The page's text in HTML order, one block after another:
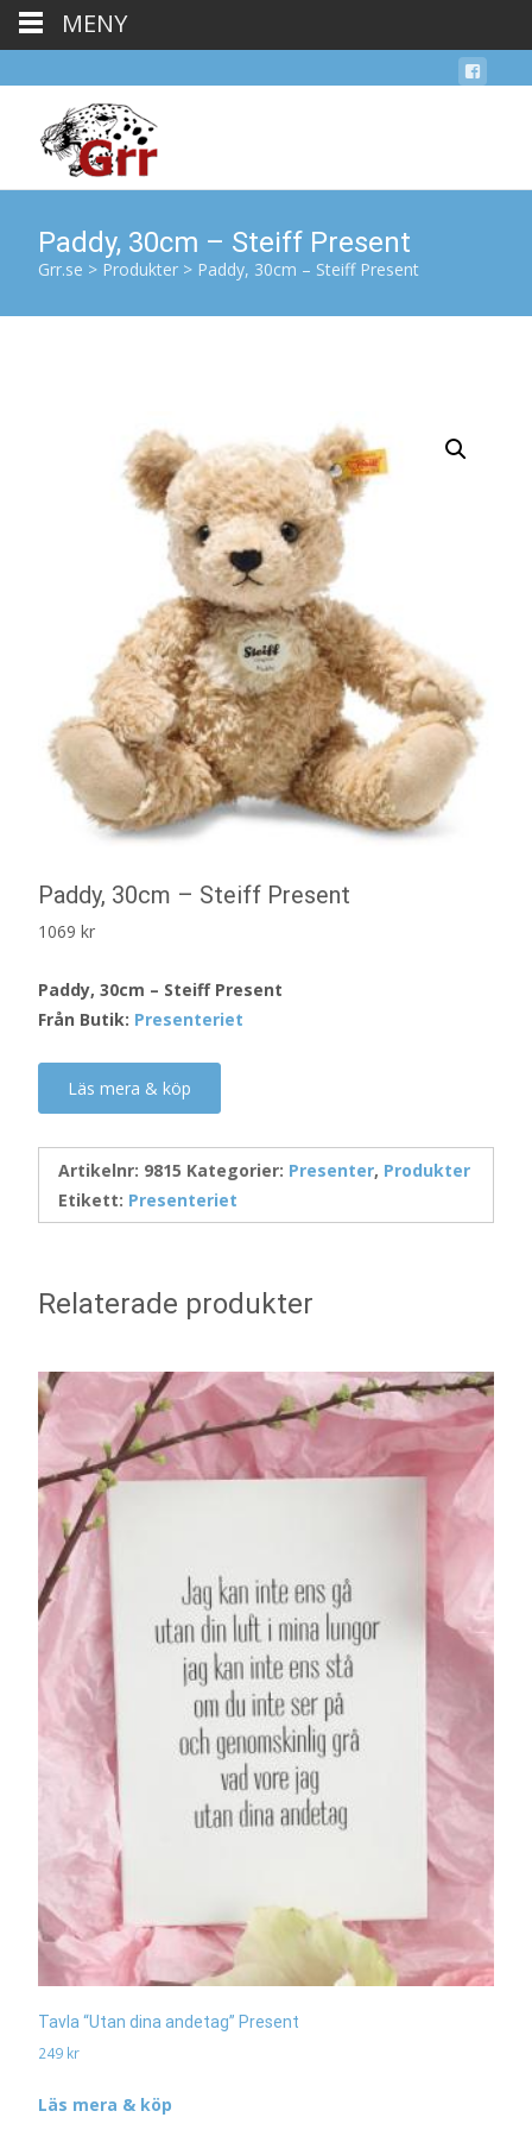
Paddy, 30cm – Steiff Present
Grr.se > Produkter > Paddy, 30cm – Steiff Present
Paddy, 30cm – Steiff Present
1069 kr
Paddy, 30cm – Steiff Present
Från Butik: Presenteriet
Läs mera & köp
Artikelnr: 9815 Kategorier: Presenter, Produkter
Etikett: Presenteriet
Relaterade produkter
Tavla “Utan dina andetag” Present
249 kr
Läs mera & köp
MENY